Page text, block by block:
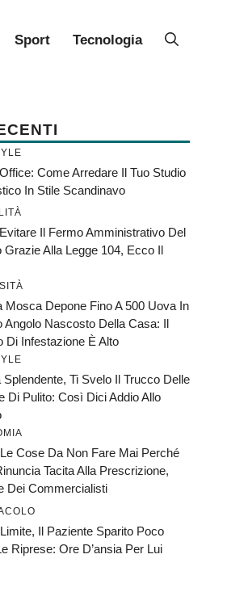
Sport Tecnologia
Come Arredare Il Tuo Studio
In Stile Scandinavo
Il Fermo Amministrativo Del
Grazie Alla Legge 104, Ecco Il
Mosca Depone Fino A 500 Uova In
Angolo Nascosto Della Casa: Il
Di Infestazione È Alto
Splendente, Ti Svelo Il Trucco Delle
Di Pulito: Così Dici Addio Allo
Cose Da Non Fare Mai Perché
Tacita Alla Prescrizione,
Dei Commercialisti
Il Paziente Sparito Poco
Riprese: Ore D’ansia Per Lui